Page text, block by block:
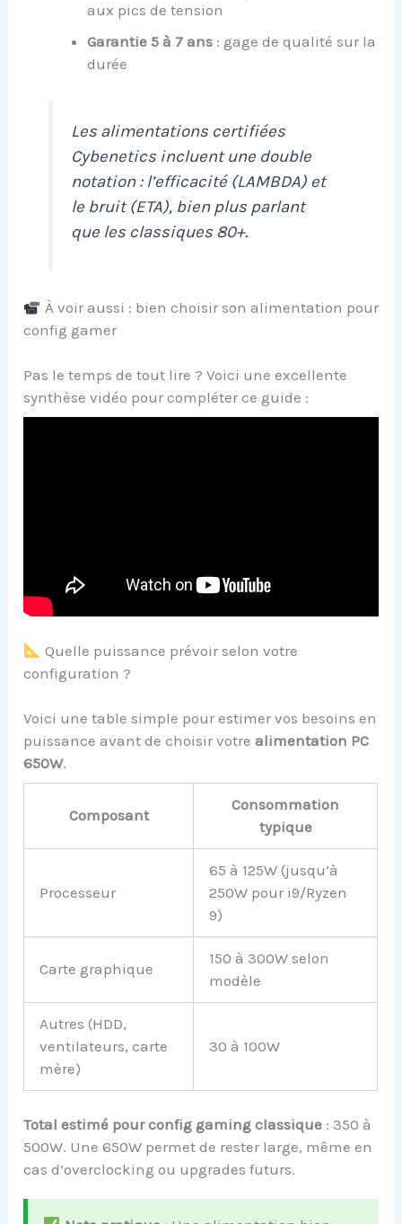
aux pics de tension
Garantie 5 à 7 ans : gage de qualité sur la
durée
Les alimentations certifiées
Cybenetics incluent une double
notation : l’efficacité (LAMBDA) et
le bruit (ETA), bien plus parlant
que les classiques 80+.
À voir aussi : bien choisir son alimentation pour
config gamer
Pas le temps de tout lire ? Voici une excellente
synthèse vidéo pour compléter ce guide :
Quelle puissance prévoir selon votre
configuration ?
Voici une table simple pour estimer vos besoins en
puissance avant de choisir votrealimentation PC
650W.
Composant
Consommation
typique
Processeur
65 à 125W (jusqu’à
250W pour i9/Ryzen
9)
Carte graphique
150 à 300W selon
modèle
Autres (HDD,
ventilateurs, carte
mère)
30 à 100W
Total estimé pour config gaming classique : 350 à
500W. Une 650W permet de rester large, même en
cas d’overclocking ou upgrades futurs.